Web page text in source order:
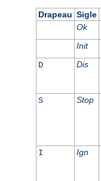
Drapeau Sigle
Ok
Init
D Dis
S Stop
I Ign